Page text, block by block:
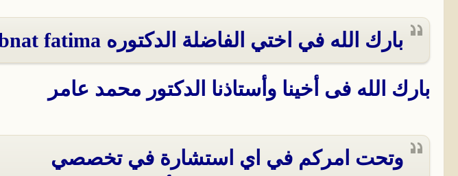
بارك الله في اختي الفاضلة الدكتوره ebnat fatima
بارك الله فى أخينا وأستاذنا الدكتور محمد عامر
وتحت امركم في اي استشارة في تخصصي